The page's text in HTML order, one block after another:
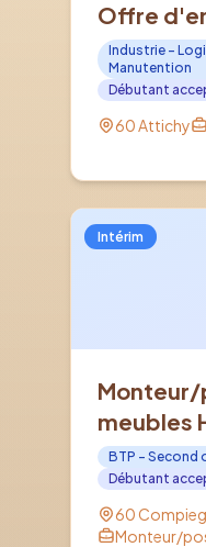
Offre
ATTICHY
Industrie -
Manutention
Débutant
60 Attichy
Intérim
Monteur/
meubles
d'emploi
BTP - Second
Débutant
60
Monteur/